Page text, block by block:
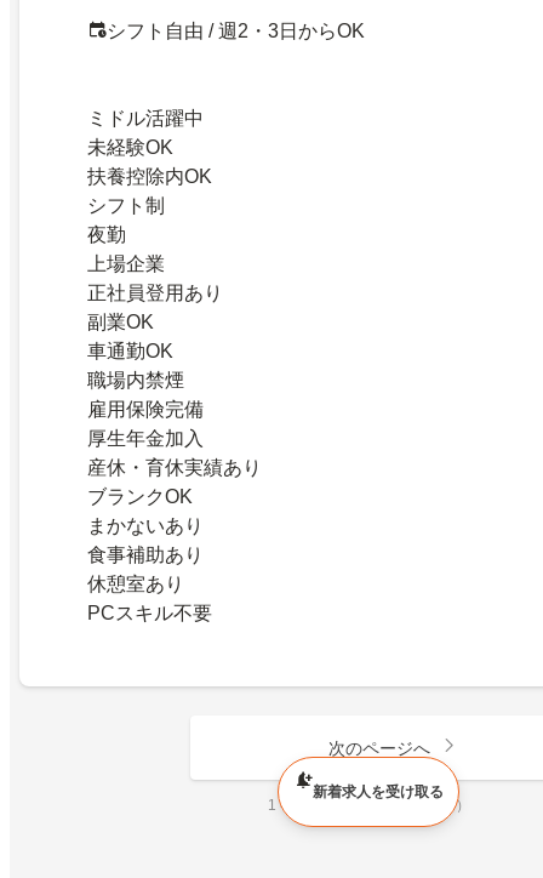
シフト自由 / 週2・3日からOK
ミドル活躍中
未経験OK
扶養控除内OK
シフト制
夜勤
上場企業
正社員登用あり
副業OK
車通勤OK
職場内禁煙
雇用保険完備
厚生年金加入
産休・育休実績あり
ブランクOK
まかないあり
食事補助あり
休憩室あり
PCスキル不要
次のページへ
1 ページ目（全 2,920,350 件）
新着求人を受け取る